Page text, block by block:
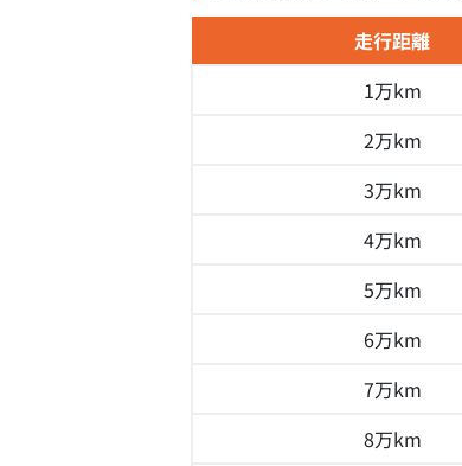
走行距離
1万km
2万km
3万km
4万km
5万km
6万km
7万km
8万km